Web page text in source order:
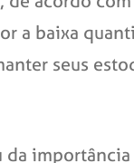
a baixa
seus